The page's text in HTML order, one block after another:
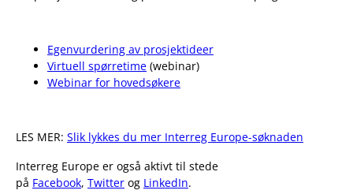
Egenvurdering av prosjektideer
Virtuell spørretime (webinar)
Webinar for hovedsøkere
LES MER: Slik lykkes du mer Interreg Europe-søknaden
Interreg Europe er også aktivt til stede
på Facebook, Twitter og LinkedIn.